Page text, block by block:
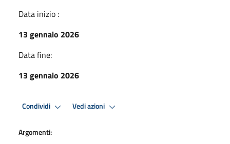
Data inizio :
13 gennaio 2026
Data fine:
13 gennaio 2026
Condividi Vedi azioni
Argomenti: